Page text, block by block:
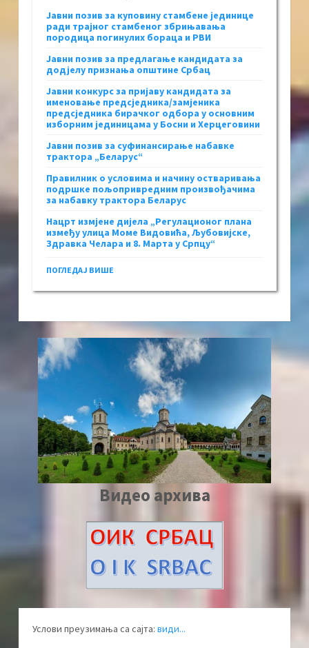
Јавни позив за куповину стамбене јединице
ради трајног стамбеног збрињавања
породица погинулих бораца и РВИ
Јавни позив за предлагање кандидата за
додјелу признања општине Србац
Јавни конкурс за пријаву кандидата за
именовање предсједника/замјеника
предсједника бирачког одбора у основним
изборним јединицама у Босни и Херцеговини
Јавни позив за суфинансирање набавке
трактора „Беларус“
Правилник о условима и начину остваривања
подршке пољопривредним произвођачима
за набавку трактора Беларус
Нацрт измјене дијела „Регулационог плана
између улица Моме Видовића, Љубовијске,
Здравка Челара и 8. Марта у Српцу“
ПОГЛЕДАЈ ВИШЕ
Видео архива
Услови преузимања са сајта: види...